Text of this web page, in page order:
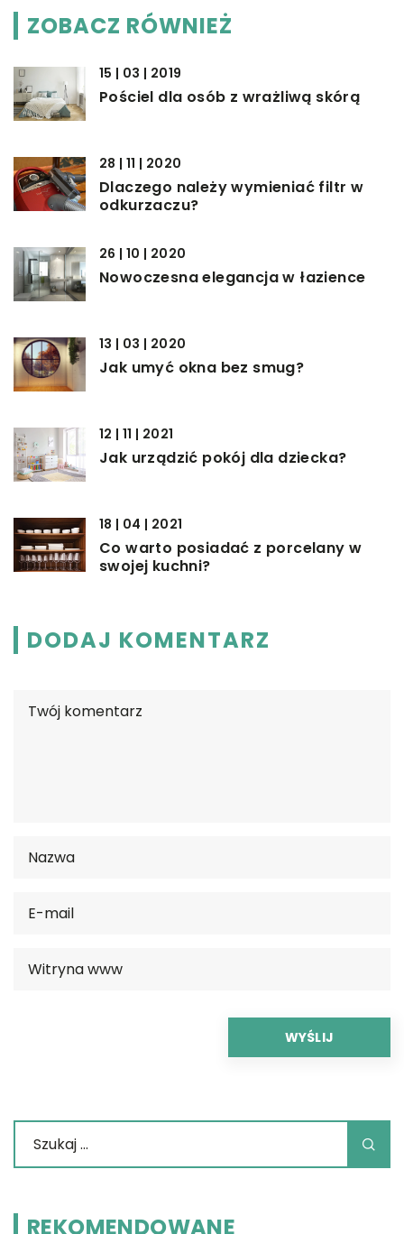
ZOBACZ RÓWNIEŻ
15 | 03 | 2019
Pościel dla osób z wrażliwą skórą
28 | 11 | 2020
Dlaczego należy wymieniać filtr w
odkurzaczu?
26 | 10 | 2020
Nowoczesna elegancja w łazience
13 | 03 | 2020
Jak umyć okna bez smug?
12 | 11 | 2021
Jak urządzić pokój dla dziecka?
18 | 04 | 2021
Co warto posiadać z porcelany w
swojej kuchni?
DODAJ KOMENTARZ
REKOMENDOWANE